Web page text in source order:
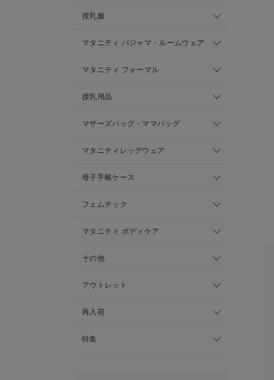
授乳服
マタニティ パジャマ・ルームウェア
マタニティ フォーマル
授乳用品
マザーズバッグ・ママバッグ
マタニティレッグウェア
母子手帳ケース
フェムテック
マタニティ ボディケア
その他
アウトレット
再入荷
特集